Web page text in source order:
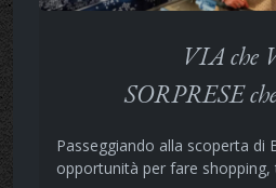
VIA che
SORPRESE
Passeggiando alla scoperta di
opportunità per fare